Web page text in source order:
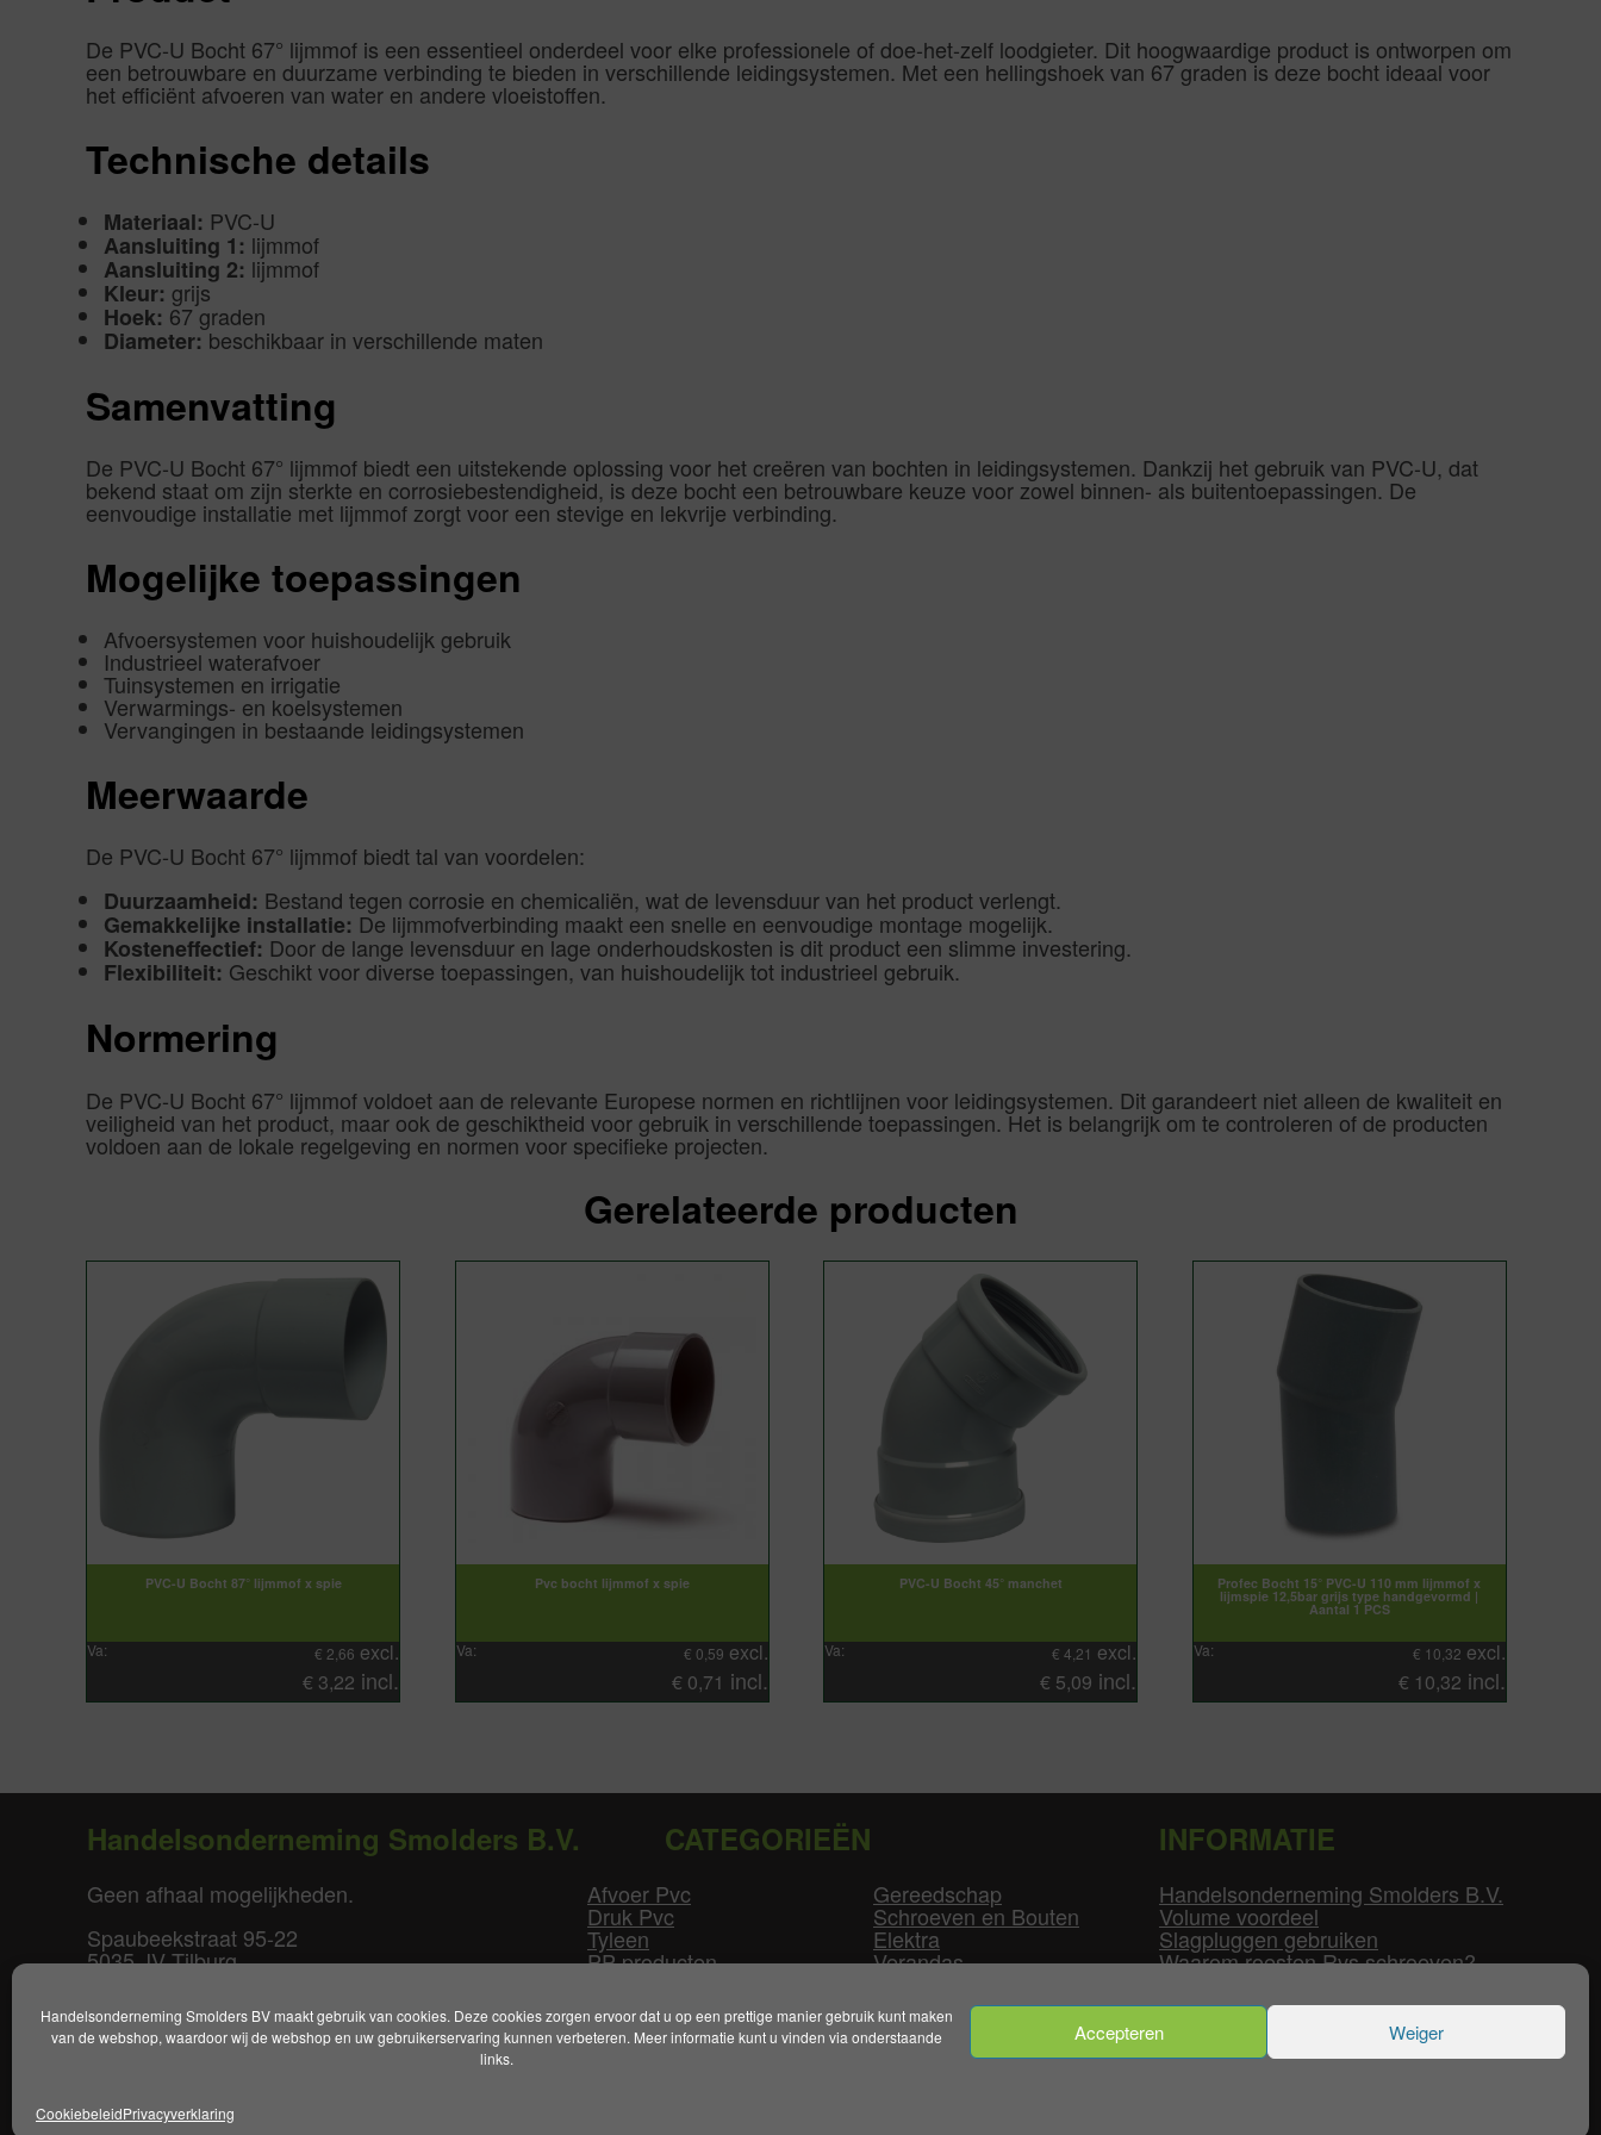
Handelsonderneming Smolders BV maakt gebruik van cookies. Deze cookies zorgen ervoor dat u op een prettige manier gebruik kunt maken
van de webshop, waardoor wij de webshop en uw gebruikerservaring kunnen verbeteren. Meer informatie kunt u vinden via onderstaande
links.
Accepteren Weiger
CookiebeleidPrivacyverklaring
De PVC-U Bocht 67° lijmmof is een essentieel onderdeel voor elke professionele of doe-het-zelf loodgieter. Dit hoogwaardige product is ontworpen om
een betrouwbare en duurzame verbinding te bieden in verschillende leidingsystemen. Met een hellingshoek van 67 graden is deze bocht ideaal voor
het efficiënt afvoeren van water en andere vloeistoffen.
Technische details
Materiaal: PVC-U
Aansluiting 1: lijmmof
Aansluiting 2: lijmmof
Kleur: grijs
Hoek: 67 graden
Diameter:beschikbaar in verschillende maten
Samenvatting
De PVC-U Bocht 67° lijmmof biedt een uitstekende oplossing voor het creëren van bochten in leidingsystemen. Dankzij het gebruik van PVC-U, dat
bekend staat om zijn sterkte en corrosiebestendigheid, is deze bocht een betrouwbare keuze voor zowel binnen- als buitentoepassingen. De
eenvoudige installatie met lijmmof zorgt voor een stevige en lekvrije verbinding.
Mogelijke toepassingen
Afvoersystemen voor huishoudelijk gebruik
Industrieel waterafvoer
Tuinsystemen en irrigatie
Verwarmings- en koelsystemen
Vervangingen in bestaande leidingsystemen
Meerwaarde
De PVC-U Bocht 67° lijmmof biedt tal van voordelen:
Duurzaamheid: Bestand tegen corrosie en chemicaliën, wat de levensduur van het product verlengt.
Gemakkelijke installatie: De lijmmofverbinding maakt een snelle en eenvoudige montage mogelijk.
Kosteneffectief: Door de lange levensduur en lage onderhoudskosten is dit product een slimme investering.
Flexibiliteit: Geschikt voor diverse toepassingen, van huishoudelijk tot industrieel gebruik.
Normering
De PVC-U Bocht 67° lijmmof voldoet aan de relevante Europese normen en richtlijnen voor leidingsystemen. Dit garandeert niet alleen de kwaliteit en
veiligheid van het product, maar ook de geschiktheid voor gebruik in verschillende toepassingen. Het is belangrijk om te controleren of de producten
voldoen aan de lokale regelgeving en normen voor specifieke projecten.
Gerelateerde producten
PVC-U Bocht 87° lijmmof x spie
Va: € 2,66 excl.
€ 3,22 incl.
Pvc bocht lijmmof x spie
Va: € 0,59 excl.
€ 0,71 incl.
PVC-U Bocht 45° manchet
Va: €4,21 excl.
€ 5,09 incl.
Profec Bocht 15° PVC-U 110 mm lijmmof x
lijmspie 12,5bar grijs type handgevormd |
Aantal 1 PCS
Va: € 10,32 excl.
€ 10,32 incl.
Handelsonderneming Smolders B.V.
Geen afhaal mogelijkheden.
Spaubeekstraat 95-22
5035 JV Tilburg
T. +31(0)85-0640877
E.info@smoldersbv.nl
CATEGORIEËN
Afvoer Pvc
Druk Pvc
Tyleen
PP producten
GLW producten
Gereedschap
Schroeven en Bouten
Elektra
Verandas
Overige
INFORMATIE
Handelsonderneming Smolders B.V.
Volume voordeel
Slagpluggen gebruiken
Waarom roesten Rvs schroeven?
Pvc-buizen diameters
Flenzen tabel
|Algemene Voorwaarden